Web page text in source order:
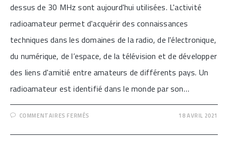
dessus de 30 MHz sont aujourd'hui utilisées. L'activité
radioamateur permet d'acquérir des connaissances
techniques dans les domaines de la radio, de l'électronique,
du numérique, de l’espace, de la télévision et de développer
des liens d'amitié entre amateurs de différents pays. Un
radioamateur est identifié dans le monde par son…
COMMENTAIRES FERMÉS
DES
18 AVRIL 2021